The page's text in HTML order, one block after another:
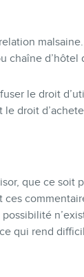
d’hôtel
le droit
droit
que ce soit
qui rend